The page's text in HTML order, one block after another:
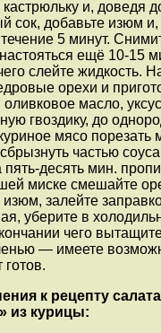
и, доведя
сок, добавьте изюм
5 минут.
ещё 10-15
слейте жидкость.
орехи и
масло,
гвоздику, до
мясо порезать
частью
пять-десять мин.
миске смешайте
залейте
уберите в
чего
— имеете
готов.
к рецепту салата
из курицы: